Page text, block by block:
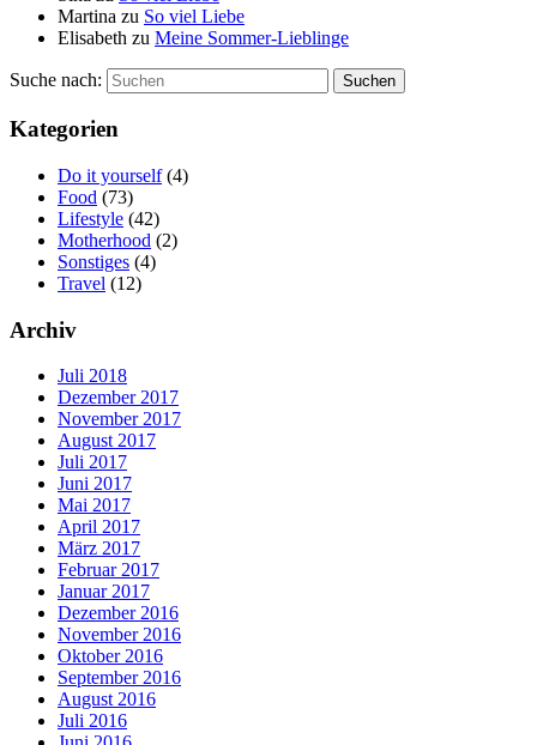
Martina zu So viel Liebe
Elisabeth zu Meine Sommer-Lieblinge
Suche nach: Suchen
Kategorien
Do it yourself (4)
Food (73)
Lifestyle (42)
Motherhood (2)
Sonstiges (4)
Travel (12)
Archiv
Juli 2018
Dezember 2017
November 2017
August 2017
Juli 2017
Juni 2017
Mai 2017
April 2017
März 2017
Februar 2017
Januar 2017
Dezember 2016
November 2016
Oktober 2016
September 2016
August 2016
Juli 2016